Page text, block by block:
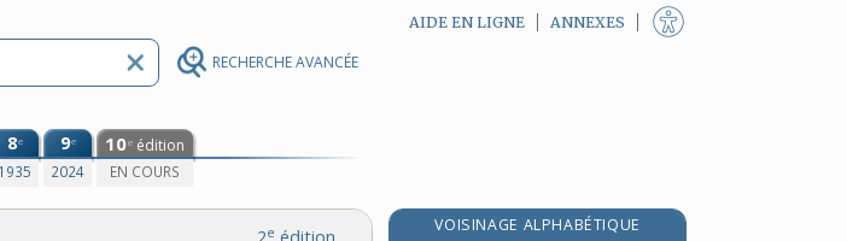
RECHERCHE AVANCÉE
AIDE EN LIGNE ANNEXES
8e
1935
9e
2024
10e édition
EN COURS
2e édition VOISINAGE ALPHABÉTIQUE
bouddhiste, adj. et n.